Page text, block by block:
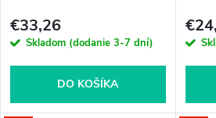
€33,26
Skladom (dodanie 3-7 dní)
DO KOŠÍKA